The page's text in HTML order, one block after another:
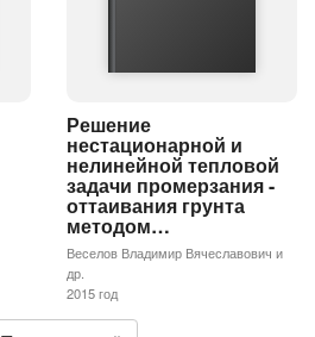
Решение
нестационарной и
нелинейной тепловой
задачи промерзания -
оттаивания грунта
методом…
Веселов Владимир Вячеславович и
др.
2015 год